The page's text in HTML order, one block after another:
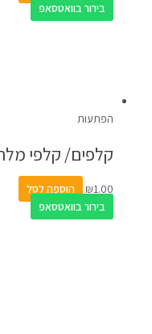
בירור בוואטסאפ
הפתעות
קלפים/ קלפי
₪1.00
הוספה לסל
בירור בוואטסאפ